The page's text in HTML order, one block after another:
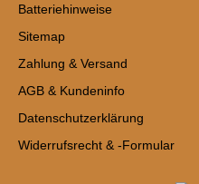
Batteriehinweise
Sitemap
Zahlung & Versand
AGB & Kundeninfo
Datenschutzerklärung
Widerrufsrecht & -Formular